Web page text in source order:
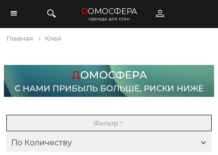
DОМОСФЕРА
одежда для стен
Главная Клей
Фильтр
По Количеству